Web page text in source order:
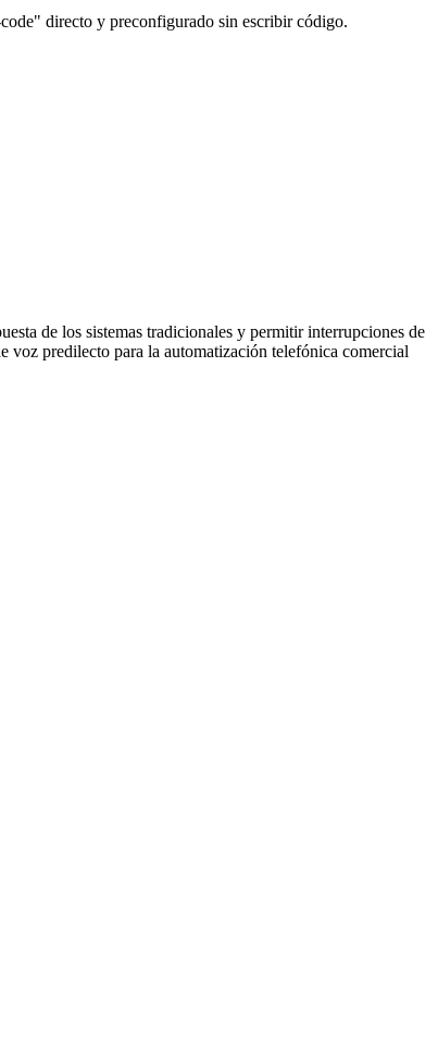
directo y preconfigurado sin escribir código.
de los sistemas tradicionales y permitir interrupciones de
voz predilecto para la automatización telefónica comercial